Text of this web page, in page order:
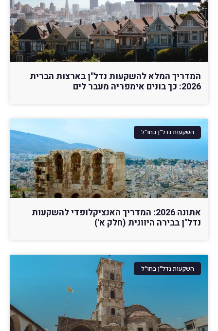
המדריך המלא להשקעות נדל"ן בארצות הברית
2026: כך בונים אימפריה מעבר לים
השקעות נדל"ן בחו"ל
אתונה 2026: המדריך האנציקלופדי להשקעות
נדל"ן בבירה היוונית (חלק א')
השקעות נדל"ן בחו"ל